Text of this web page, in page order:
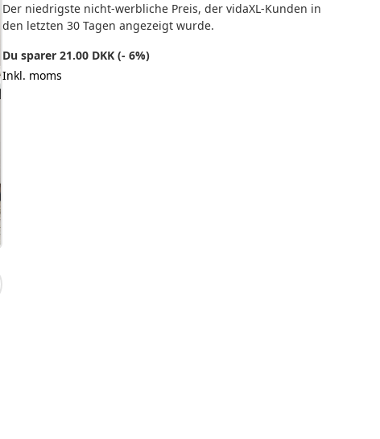
Der niedrigste nicht-werbliche Preis, der vidaXL-Kunden in
den letzten 30 Tagen angezeigt wurde.
Du sparer 21.00 DKK (- 6%)
Inkl. moms